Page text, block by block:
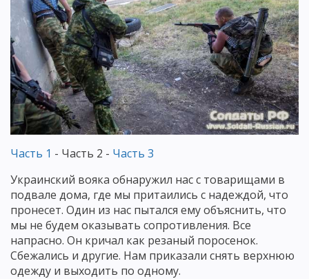
Часть 1 - Часть 2 - Часть 3
Украинский вояка обнаружил нас с товарищами в
подвале дома, где мы притаились с надеждой, что
пронесет. Один из нас пытался ему объяснить, что
мы не будем оказывать сопротивления. Все
напрасно. Он кричал как резаный поросенок.
Сбежались и другие. Нам приказали снять верхнюю
одежду и выходить по одному.